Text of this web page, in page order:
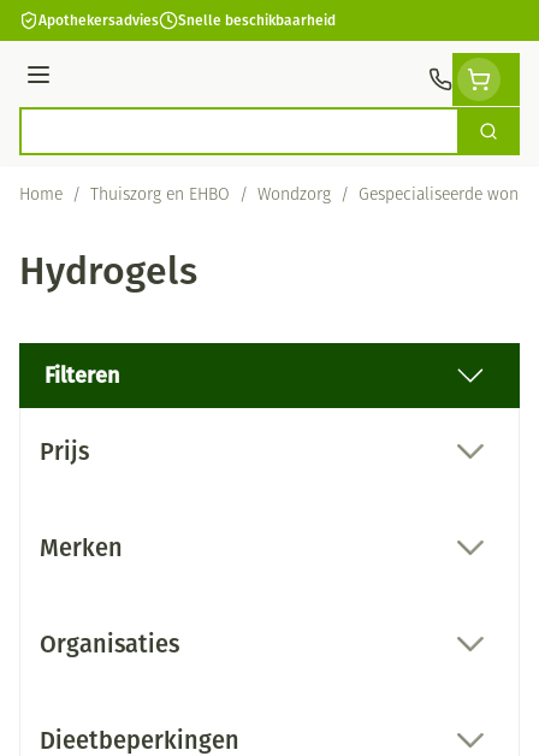
Ga naar de inhoud
Apothekersadvies Snelle beschikbaarheid
Menu
Zoek
Home / Thuiszorg en EHBO / Wondzorg / Gespecialiseerde
Hydrogels
Filteren
Prijs
Merken
Organisaties
Dieetbeperkingen